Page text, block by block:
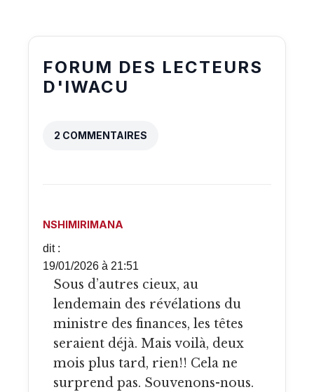
FORUM DES LECTEURS
D'IWACU
2 COMMENTAIRES
NSHIMIRIMANA
dit :
19/01/2026 à 21:51
Sous d’autres cieux, au
lendemain des révélations du
ministre des finances, les têtes
seraient déjà. Mais voilà, deux
mois plus tard, rien!! Cela ne
surprend pas. Souvenons-nous.